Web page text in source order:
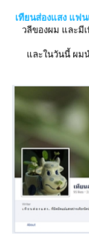
เทียนส่องแสง แฟน
วลีของผม และมี
ละในวันนี้ ผมน